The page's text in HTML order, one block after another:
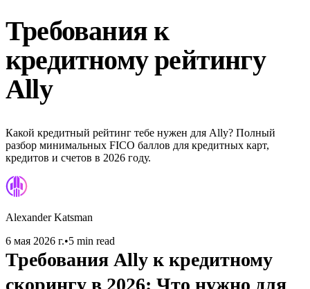
Требования к
кредитному рейтингу
Ally
Какой кредитный рейтинг тебе нужен для Ally? Полный
разбор минимальных FICO баллов для кредитных карт,
кредитов и счетов в 2026 году.
Alexander Katsman
6 мая 2026 г.•5 min read
Требования Ally к кредитному